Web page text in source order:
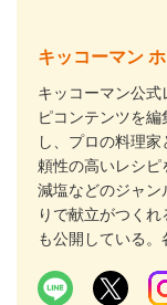
キッコーマン
キッコーマン公
ピコンテンツを
し、プロの料理
頼性の高いレシピ
減塩などのジャン
りで献立がつくれ
も公開している。